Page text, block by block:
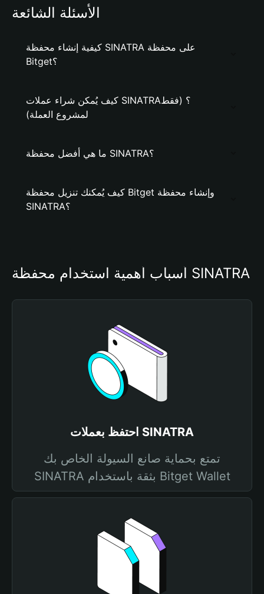
الأسئلة الشائعة
كيفية إنشاء محفظة SINATRA على محفظة
Bitget؟
كيف يُمكن شراء عملات SINATRA؟ (فقط
لمشروع العملة)
ما هي أفضل محفظة SINATRA؟
كيف يُمكنك تنزيل محفظة Bitget وإنشاء محفظة
SINATRA؟
أسباب أهمية استخدام محفظة SINATRA
احتفظ بعملات SINATRA
تمتع بحماية صانع السيولة الخاص بك
SINATRA بثقة باستخدام Bitget Wallet